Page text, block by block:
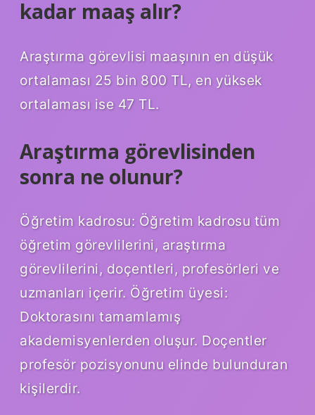
kadar maaş alır?
Araştırma görevlisi maaşının en düşük
ortalaması 25 bin 800 TL, en yüksek
ortalaması ise 47 TL.
Araştırma görevlisinden
sonra ne olunur?
Öğretim kadrosu: Öğretim kadrosu tüm
öğretim görevlilerini, araştırma
görevlilerini, doçentleri, profesörleri ve
uzmanları içerir. Öğretim üyesi:
Doktorasını tamamlamış
akademisyenlerden oluşur. Doçentler
profesör pozisyonunu elinde bulunduran
kişilerdir.